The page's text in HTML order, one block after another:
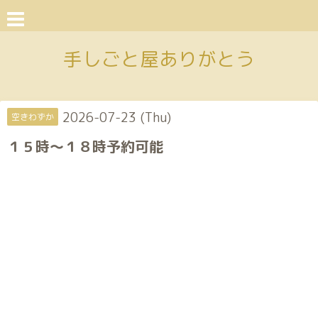
手しごと屋ありがとう
空きわずか 2026-07-23 (Thu)
１５時〜１８時予約可能